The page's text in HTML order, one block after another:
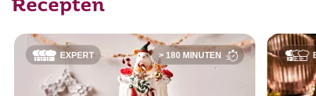
Recepten
EXPERT > 180 MINUTEN